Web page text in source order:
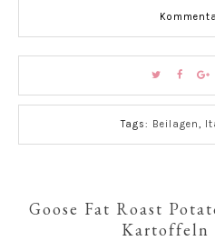
Tags: Beilagen,
Goose Fat Roast
Kartoffeln